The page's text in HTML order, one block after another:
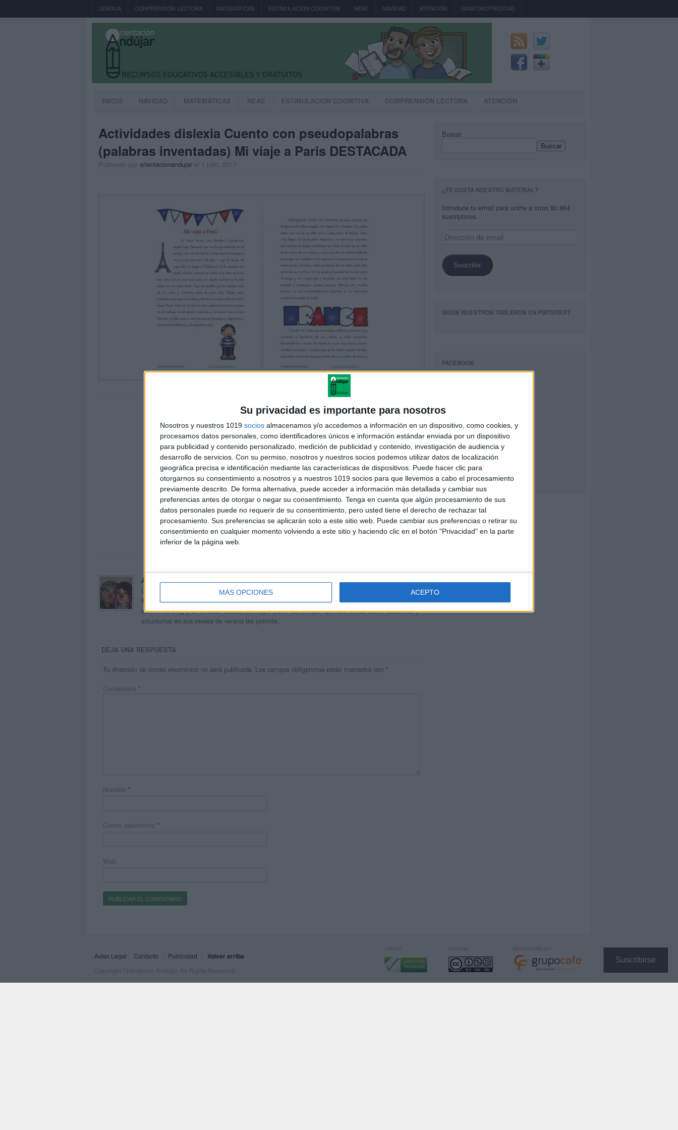
Su privacidad es importante para nosotros
Nosotros y nuestros 1019 socios almacenamos y/o accedemos a información en un dispositivo, como cookies, y
procesamos datos personales, como identificadores únicos e información estándar enviada por un dispositivo
para publicidad y contenido personalizado, medición de publicidad y contenido, investigación de audiencia y
desarrollo de servicios. Con su permiso, nosotros y nuestros socios podemos utilizar datos de localización
geográfica precisa e identificación mediante las características de dispositivos. Puede hacer clic para
otorgarnos su consentimiento a nosotros y a nuestros 1019 socios para que llevemos a cabo el procesamiento
previamente descrito. De forma alternativa, puede acceder a información más detallada y cambiar sus
preferencias antes de otorgar o negar su consentimiento. Tenga en cuenta que algún procesamiento de sus
datos personales puede no requerir de su consentimiento, pero usted tiene el derecho de rechazar tal
procesamiento. Sus preferencias se aplicarán solo a este sitio web. Puede cambiar sus preferencias o retirar su
consentimiento en cualquier momento volviendo a este sitio y haciendo clic en el botón "Privacidad" en la parte
inferior de la página web.
MÁS OPCIONES ACEPTO
Suscribirse
LENGUA COMPRENSIÓN LECTORA MATEMÁTICAS ESTIMULACION COGNITIVA NEAE NAVIDAD ATENCIÓN GRAFOMOTRICIDAD
INICIO NAVIDAD MATEMÁTICAS NEAE ESTIMULACION COGNITIVA COMPRENSIÓN LECTORA ATENCIÓN
Actividades dislexia Cuento con pseudopalabras
(palabras inventadas) Mi viaje a Paris DESTACADA
Publicado por orientacionandujar el 1 julio, 2017
Acerca de orientacionandujar
Orientación Andújar no es solo un blog, es la apuesta personal de dos profesores Ginés y
Maribel, que además de ser pareja, son los encargados de los contenidos que encontramos
dentro del blog y en el cual, vuelcan la mayor parte del tiempo, que sus tareas como docentes, y
voluntarios en sus meses de verano les permite.
DEJA UNA RESPUESTA
Tu dirección de correo electrónico no será publicada. Los campos obligatorios están marcados con *
Comentario *
Nombre *
Correo electrónico *
Web
Buscar
Buscar
¿TE GUSTA NUESTRO MATERIAL?
Introduce tu email para unirte a otros 80.864
suscriptores.
Dirección
de
Suscribir
SIGUE NUESTROS TABLEROS EN PINTEREST
FACEBOOK
Aviso Legal Contacto Publicidad Volver arriba